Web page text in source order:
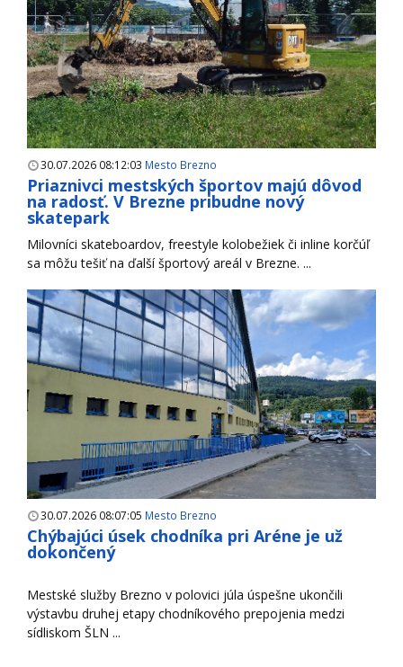
30.07.2026 08:12:03 Mesto Brezno
Priaznivci mestských športov majú dôvod
na radosť. V Brezne pribudne nový
skatepark
Milovníci skateboardov, freestyle kolobežiek či inline korčúľ
sa môžu tešiť na ďalší športový areál v Brezne. ...
30.07.2026 08:07:05 Mesto Brezno
Chýbajúci úsek chodníka pri Aréne je už
dokončený
Mestské služby Brezno v polovici júla úspešne ukončili
výstavbu druhej etapy chodníkového prepojenia medzi
sídliskom ŠLN ...